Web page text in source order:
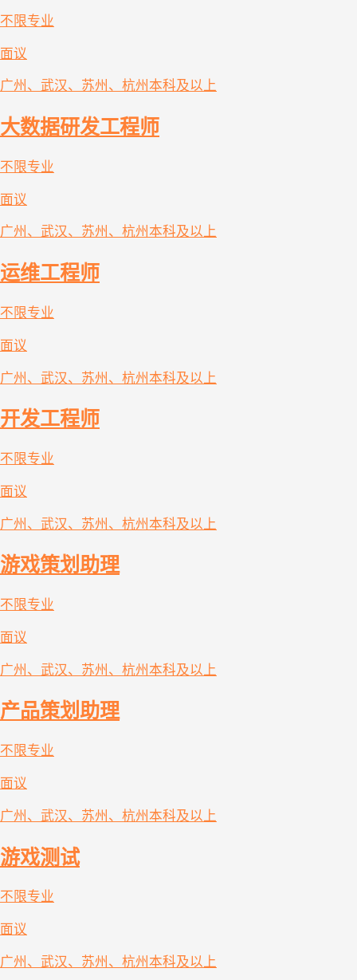
不限专业
面议
广州、武汉、苏州、杭州 本科及以上
大数据研发工程师
不限专业
面议
广州、武汉、苏州、杭州 本科及以上
运维工程师
不限专业
面议
广州、武汉、苏州、杭州 本科及以上
开发工程师
不限专业
面议
广州、武汉、苏州、杭州 本科及以上
游戏策划助理
不限专业
面议
广州、武汉、苏州、杭州 本科及以上
产品策划助理
不限专业
面议
广州、武汉、苏州、杭州 本科及以上
游戏测试
不限专业
面议
广州、武汉、苏州、杭州 本科及以上